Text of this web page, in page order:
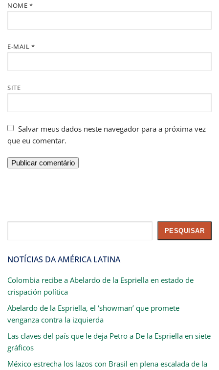
NOME *
E-MAIL *
SITE
Salvar meus dados neste navegador para a próxima vez
que eu comentar.
PESQUISAR
NOTÍCIAS DA AMÉRICA LATINA
Colombia recibe a Abelardo de la Espriella en estado de
crispación política
Abelardo de la Espriella, el ‘showman’ que promete
venganza contra la izquierda
Las claves del país que le deja Petro a De la Espriella en siete
gráficos
México estrecha los lazos con Brasil en plena escalada de la